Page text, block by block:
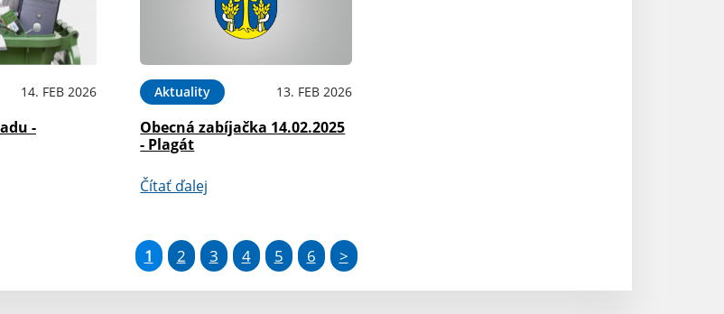
14. FEB 2026
-
Aktuality 13. FEB 2026
Obecná zabíjačka 14.02.2025
- Plagát
Čítať ďalej
1 2 3 4 5 6 >